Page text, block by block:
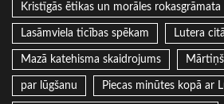
Kristīgās ētikas un morāles rokasgrāmata
Lasāmviela ticības spēkam Lutera
Mazā katehisma skaidrojums
par lūgšanu Piecas minūtes kopā ar